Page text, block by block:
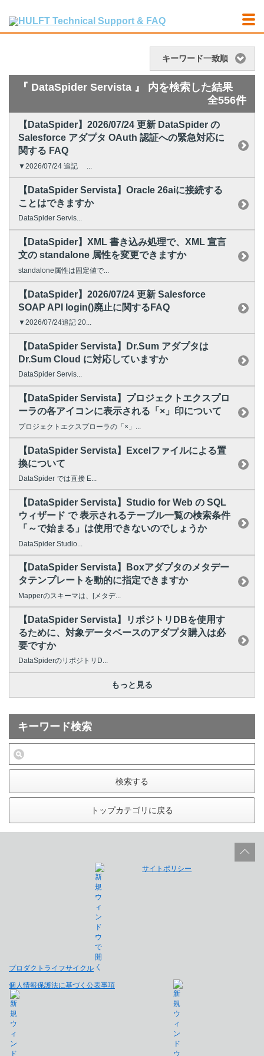
キーワード一致順
『 DataSpider Servista 』 内を検索した結果
全556件
【DataSpider】2026/07/24 更新 DataSpider の
Salesforce アダプタ OAuth 認証への緊急対応に
関する FAQ
▼2026/07/24 追記 ...
【DataSpider Servista】Oracle 26aiに接続する
ことはできますか
DataSpider Servis...
【DataSpider】XML 書き込み処理で、XML 宣言
文の standalone 属性を変更できますか
standalone属性は固定値で...
【DataSpider】2026/07/24 更新 Salesforce
SOAP API login()廃止に関するFAQ
▼2026/07/24追記 20...
【DataSpider Servista】Dr.Sum アダプタは
Dr.Sum Cloud に対応していますか
DataSpider Servis...
【DataSpider Servista】プロジェクトエクスプロ
ーラの各アイコンに表示される「×」印について
プロジェクトエクスプローラの「×」...
【DataSpider Servista】Excelファイルによる置
換について
DataSpider では直接 E...
【DataSpider Servista】Studio for Web の SQL
ウィザード で 表示されるテーブル一覧の検索条件
「～で始まる」は使用できないのでしょうか
DataSpider Studio...
【DataSpider Servista】Boxアダプタのメタデー
タテンプレートを動的に指定できますか
Mapperのスキーマは、[メタデ...
【DataSpider Servista】リポジトリDBを使用す
るために、対象データベースのアダプタ購入は必
要ですか
DataSpiderのリポジトリD...
もっと見る
キーワード検索
検索する
トップカテゴリに戻る
プロダクトライフサイクル
サイトポリシー
個人情報保護法に基づく公表事項